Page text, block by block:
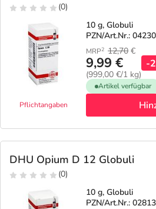
(0)
Pflichtangaben
10 g, Globuli
PZN/Art.Nr.:
MRP2 12,70 €
9,99 €
(999,00 €/1 kg)
-
Artikel verfügbar
DHU Opium D 12 Globuli
(0)
10 g, Globuli
PZN/Art.Nr.: